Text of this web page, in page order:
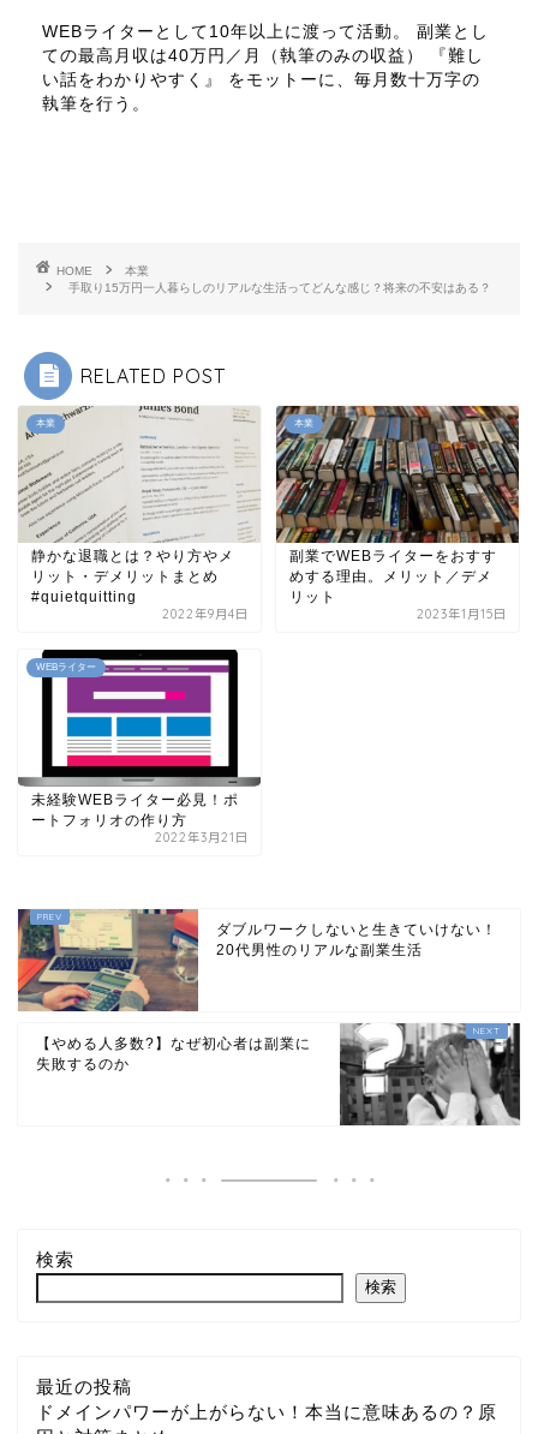
WEBライターとして10年以上に渡って活動。 副業とし
ての最高月収は40万円／月（執筆のみの収益） 『難し
い話をわかりやすく』 をモットーに、毎月数十万字の
執筆を行う。
HOME
本業
手取り15万円一人暮らしのリアルな生活ってどんな感じ？将来の不安はある？
RELATED POST
本業
静かな退職とは？やり方やメ
リット・デメリットまとめ
#quietquitting
2022年9月4日
本業
副業でWEBライターをおすす
めする理由。メリット／デメ
リット
2023年1月15日
WEBライター
未経験WEBライター必見！ポ
ートフォリオの作り方
2022年3月21日
ダブルワークしないと生きていけない！
20代男性のリアルな副業生活
【やめる人多数?】なぜ初心者は副業に
失敗するのか
検索
検索
最近の投稿
ドメインパワーが上がらない！本当に意味あるの？原